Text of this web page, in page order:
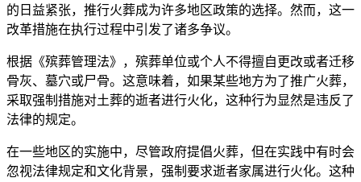
的日益紧张，推行火葬成为许多地区政策的选择。然而，这一
改革措施在执行过程中引发了诸多争议。
根据《殡葬管理法》，殡葬单位或个人不得擅自更改或者迁移
骨灰、墓穴或尸骨。这意味着，如果某些地方为了推广火葬，
采取强制措施对土葬的逝者进行火化，这种行为显然是违反了
法律的规定。
在一些地区的实施中，尽管政府提倡火葬，但在实践中有时会
忽视法律规定和文化背景，强制要求逝者家属进行火化。这种